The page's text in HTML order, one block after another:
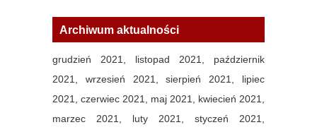
Archiwum aktualności
grudzień 2021, listopad 2021, październik
2021, wrzesień 2021,sierpień 2021, lipiec
2021, czerwiec 2021, maj 2021, kwiecień 2021,
marzec 2021, luty 2021, styczeń 2021,